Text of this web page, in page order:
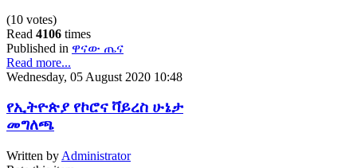
(10 votes)
Read 4106 times
Published in ዋናው ጤና
Read more...
Wednesday, 05 August 2020 10:48
የኢትዮጵያ የኮሮና ቫይረስ ሁኔታ
መግለጫ
Written by Administrator